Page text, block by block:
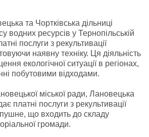
та Чортківська дільниці
водних ресурсів у Тернопільській
послуги з рекультивації
наявну техніку. Ця діяльність
екологічної ситуації в регіонах,
побутовими відходами.
міської ради, Лановецька
платні послуги з рекультивації
що входить до складу
громади.